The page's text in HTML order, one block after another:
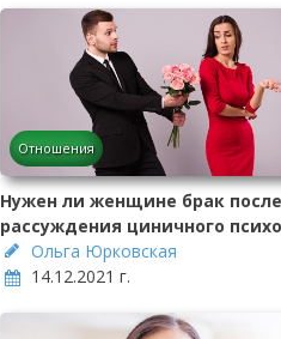
Отношения
Нужен ли женщине брак после
рассуждения циничного
Ольга Юрковская
14.12.2021 г.